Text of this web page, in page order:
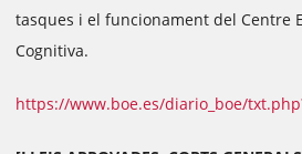
tasques i el funcionament del Centre
Cognitiva.
https://www.boe.es/diario_boe/